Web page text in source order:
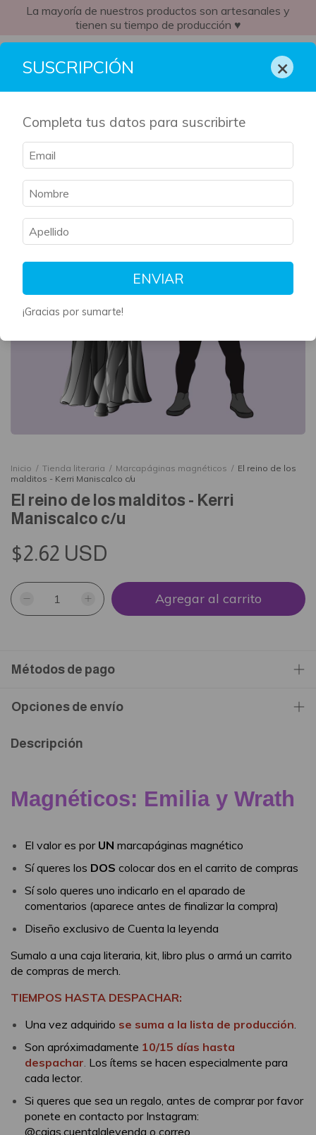
La mayoría de nuestros productos son artesanales y
tienen su tiempo de producción ♥
Inicio / Tienda literaria / Marcapáginas magnéticos / El reino de los
malditos - Kerri Maniscalco c/u
El reino de los malditos - Kerri
Maniscalco c/u
$2.62 USD
Métodos de pago
Opciones de envío
Descripción
Magnéticos: Emilia y Wrath
El valor es por UN marcapáginas magnético
Sí queres los DOS colocar dos en el carrito de compras
Sí solo queres uno indicarlo en el aparado de
comentarios (aparece antes de finalizar la compra)
Diseño exclusivo de Cuenta la leyenda
Sumalo a una caja literaria, kit, libro plus o armá un carrito
de compras de merch.
TIEMPOS HASTA DESPACHAR:
Una vez adquirido se suma a la lista de producción.
Son apróximadamente 10/15 días hasta
despachar. Los ítems se hacen especialmente para
cada lector.
Si queres que sea un regalo, antes de comprar por favor
ponete en contacto por Instagram:
@cajas.cuentalaleyenda o correo
SUSCRIPCIÓN ×
Completa tus datos para suscribirte
ENVIAR
¡Gracias por sumarte!